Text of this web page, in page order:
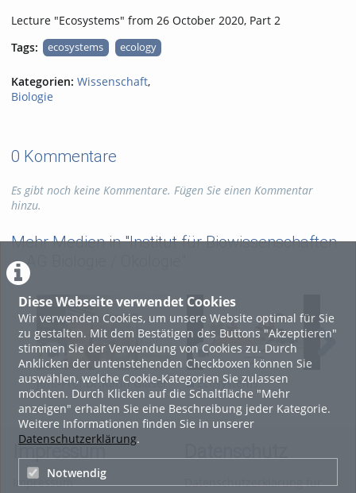
Diese Webseite verwendet Cookies
Wir verwenden Cookies, um unsere Website optimal für Sie
zu gestalten. Mit dem Bestätigen des Buttons "Akzeptieren"
stimmen Sie der Verwendung von Cookies zu. Durch
Anklicken der untenstehenden Checkboxen können Sie
auswählen, welche Cookie-Kategorien Sie zulassen
möchten. Durch Klicken auf die Schaltfläche "Mehr
anzeigen" erhalten Sie eine Beschreibung jeder Kategorie.
Weitere Informationen finden Sie in unserer
Datenschutzerklärung.
Notwendig
Lecture "Ecosystems" from 26 October 2020, Part 2
Tags:
ecosystems ecology
Kategorien: Wissenschaft,
Biologie
0 Kommentare
Es gibt noch keine Kommentare. Fügen Sie einen Kommentar
hinzu.
Mehr Medien in "Institut für Biowissenschaften
– AG Biologie / Ökologie"
Jun.-Prof.Dr.Karin Glaser
- Ein Porträt zur
Forschung in der AG
Biologie/ Ökologie
Ecosystems
Presentation 19
Impressum
Impressum
Datenschutzerklärung für